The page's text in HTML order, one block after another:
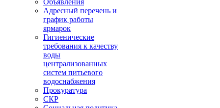
Объявления
Адресный перечень и
график работы
ярмарок
Гигиенические
требования к качеству
воды
централизованных
систем питьевого
водоснабжения
Прокуратура
СКР